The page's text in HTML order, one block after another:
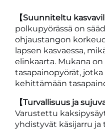
【Suunniteltu
polkupyörässä on
ohjaustangon
lapsen kasvaessa,
elinkaarta. Mukana
tasapainopyörät,
kehittämään
【Turvallisuus ja
Varustettu
yhdistyvät käsijarru ja